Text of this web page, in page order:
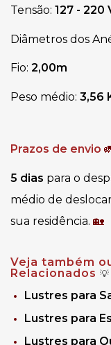
Tensão: 127 - 220
Diâmetros dos
Fio: 2,00m
Peso médio: 3,56
Prazos de envio
5 dias para o
médio de
sua residência. 🏡
Veja também
Relacionados 💡
Lustres para
Lustres para
Lustres para